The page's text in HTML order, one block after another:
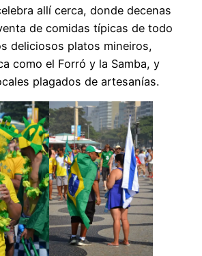
allí cerca, donde decenas
de comidas típicas de todo
deliciosos platos mineiros,
como el Forró y la Samba, y
plagados de artesanías.